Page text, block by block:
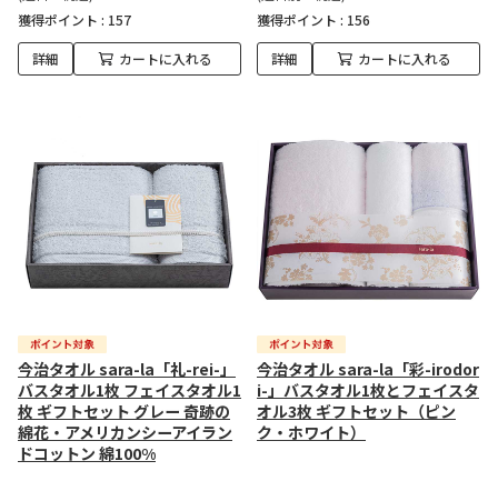
獲得ポイント : 157
詳細 カートに入れる
獲得ポイント : 156
詳細 カートに入れる
今治タオル sara-la「礼-rei-」
バスタオル1枚 フェイスタオル1
枚 ギフトセット グレー 奇跡の
綿花・アメリカンシーアイラン
ドコットン 綿100%
今治タオル sara-la「彩-irodor
i-」バスタオル1枚とフェイスタ
オル3枚 ギフトセット（ピン
ク・ホワイト）